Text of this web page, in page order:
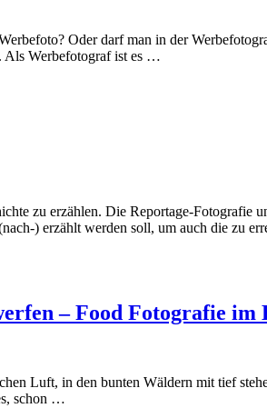
Oder darf man in der
Als Werbefotograf ist es …
zu erzählen. Die Reportage-Fotografie
) erzählt werden soll, um auch die zu
– Food Fotografie im
Luft, in den bunten Wäldern mit tief
schon …